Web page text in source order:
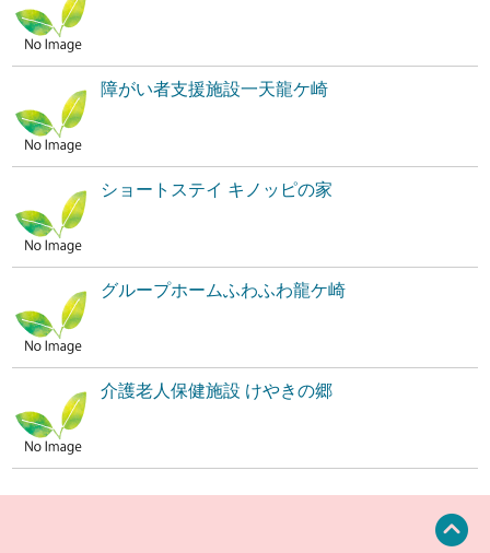
障がい者支援施設一天龍ケ崎
ショートステイ キノッピの家
グループホームふわふわ龍ケ崎
介護老人保健施設 けやきの郷